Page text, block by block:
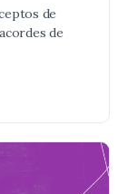
de
de